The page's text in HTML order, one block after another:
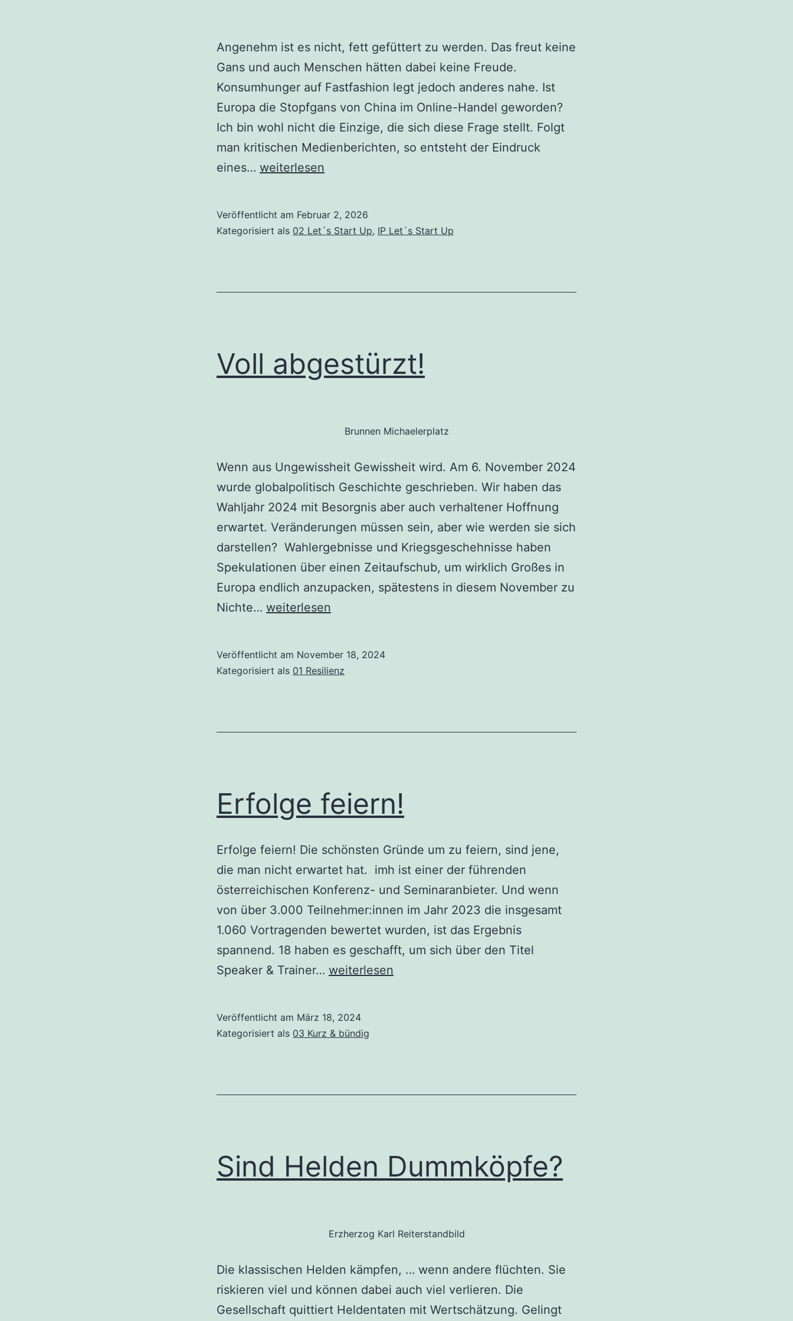
Angenehm ist es nicht, fett gefüttert zu werden. Das freut keine
Gans und auch Menschen hätten dabei keine Freude.
Konsumhunger auf Fastfashion legt jedoch anderes nahe. Ist
Europa die Stopfgans von China im Online-Handel geworden?
Ich bin wohl nicht die Einzige, die sich diese Frage stellt. Folgt
man kritischen Medienberichten, so entsteht der Eindruck
eines… Die
weiterlesen
Veröffentlicht am Februar 2, 2026
Kategorisiert als 02 Let´s Start Up, IP Let´s Start Up
Voll abgestürzt!
Brunnen Michaelerplatz
Wenn aus Ungewissheit Gewissheit wird. Am 6. November 2024
wurde globalpolitisch Geschichte geschrieben. Wir haben das
Wahljahr 2024 mit Besorgnis aber auch verhaltener Hoffnung
erwartet. Veränderungen müssen sein, aber wie werden sie sich
darstellen? Wahlergebnisse und Kriegsgeschehnisse haben
Spekulationen über einen Zeitaufschub, um wirklich Großes in
Europa endlich anzupacken, spätestens in diesem November zu
Nichte… Voll
weiterlesen
Veröffentlicht am November 18, 2024
Kategorisiert als 01 Resilienz
Erfolge feiern!
Erfolge feiern! Die schönsten Gründe um zu feiern, sind jene,
die man nicht erwartet hat. imh ist einer der führenden
österreichischen Konferenz- und Seminaranbieter. Und wenn
von über 3.000 Teilnehmer:innen im Jahr 2023 die insgesamt
1.060 Vortragenden bewertet wurden, ist das Ergebnis
spannend. 18 haben es geschafft, um sich über den Titel
Speaker & Trainer… Erfolge
weiterlesen
Veröffentlicht am März 18, 2024
Kategorisiert als 03 Kurz & bündig
Sind Helden Dummköpfe?
Erzherzog Karl Reiterstandbild
Die klassischen Helden kämpfen, … wenn andere flüchten. Sie
riskieren viel und können dabei auch viel verlieren. Die
Gesellschaft quittiert Heldentaten mit Wertschätzung. Gelingt